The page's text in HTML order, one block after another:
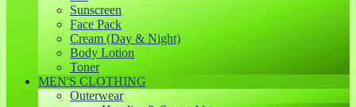
Sunscreen
Face Pack
Cream (Day & Night)
Body Lotion
Toner
MEN'S CLOTHING
Outerwear